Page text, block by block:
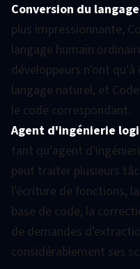
Conversion du
plus impressionnante,
langage humain
développeurs n'ont qu'à
langage naturel, et
le code correspondant.
Agent d'ingénierie
tant qu'agent
peut traiter plusieurs
l'écriture de fonctions,
base de code, la
de demandes
considérablement ses